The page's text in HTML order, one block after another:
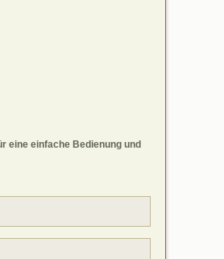
eine einfache Bedienung und